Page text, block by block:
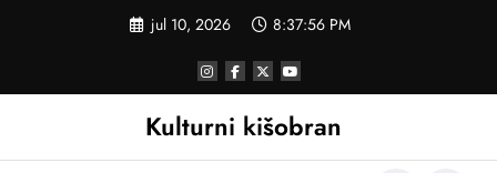
jul 10, 2026 8:37:56 PM
Kulturni kišobran